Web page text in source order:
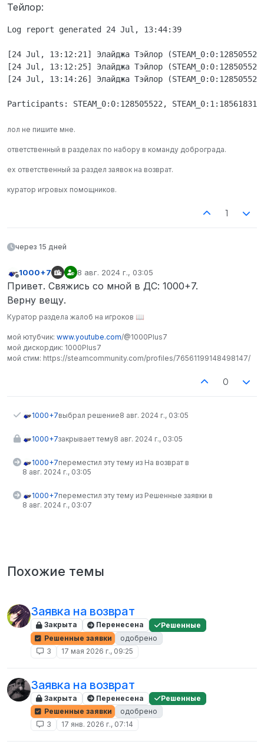
Тейлор:
Log report generated 24 Jul, 13:44:39
[24 Jul, 13:12:21] Элайджа Тэйлор
[24 Jul, 13:12:25] Элайджа Тэйлор
[24 Jul, 13:14:26] Элайджа Тэйлор
лол не пишите мне.
ответственный в разделах по набору в команду доброграда.
ex ответственный за раздел заявок на возврат.
куратор игровых помощников.
1
через 15 дней
Не в сети
1000+7 8 авг. 2024 г., 03:05
отредактировано
Привет. Свяжись со мной в ДС: 1000+7.
Верну вещу.
Куратор раздела жалоб на игроков 📖
мой ютубчик: www.youtube.com/@1000Plus7
мой дискордик: 1000Plus7
мой стим: https://steamcommunity.com/profiles/76561199148498147/
0
1000+7выбрал решение8 авг. 2024 г., 03:05
1000+7закрывает тему8 авг. 2024 г., 03:05
1000+7переместил эту тему из На возврат в
8 авг. 2024 г., 03:05
1000+7переместил эту тему из Решенные заявки в
8 авг. 2024 г., 03:07
Похожие темы
Заявка на возврат
Закрыта Перенесена
Решенные
Решенные заявки
одобрено
3
17 мая 2026 г., 09:25
Заявка на возврат
Закрыта Перенесена
Решенные
Решенные заявки
одобрено
3
17 янв. 2026 г., 07:14